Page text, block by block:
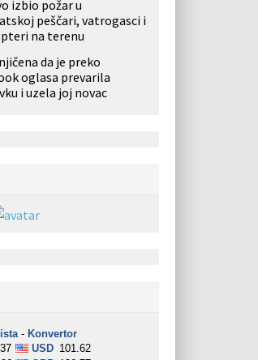
izbio požar u
peščari, vatrogasci i
na terenu
da je preko
oglasa prevarila
i uzela joj novac